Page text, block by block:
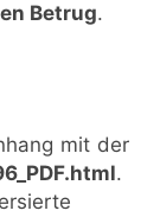
Betrug.
mit der
.